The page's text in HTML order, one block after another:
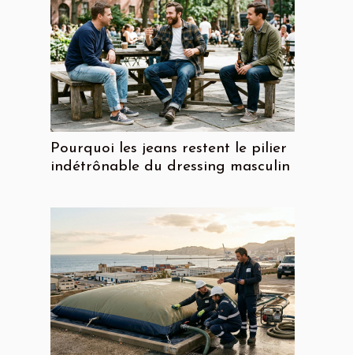
Pourquoi les jeans restent le pilier
indétrônable du dressing masculin